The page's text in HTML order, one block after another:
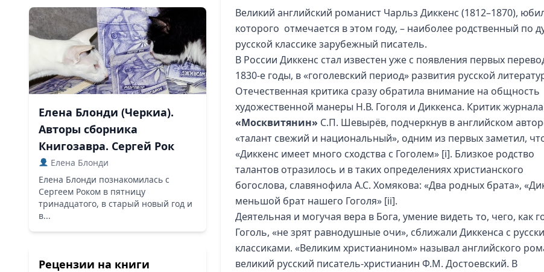
Елена Блонди (Черкиа).
Авторы сборника
Книгозавра. Сергей Рок
Елена Блонди
Елена Блонди познакомилась с
Сергеем Роком в пятницу
тринадцатого, в старый новый год и
в...
Рецензии на книги
Великий английский романист Чарльз Диккенс (1812–1870),
которого отмечается в этом году, – наиболее родственный по
русской классике зарубежный писатель.
В России Диккенс стал известен уже с появления первых
1830-е годы, в «гоголевский период» развития русской
Отечественная критика сразу обратила внимание на общность
художественной манеры Н.В. Гоголя и Диккенса. Критик журнала
«Москвитянин» С.П. Шевырёв, подчеркнув в английском
«талант свежий и национальный», одним из первых заметил,
«Диккенс имеет много сходства с Гоголем» [i]. Близкое родство
талантов отразилось и в таких определениях христианского
богослова, славянофила А.С. Хомякова: «Два родных брата»,
меньшой брат нашего Гоголя» [ii].
Деятельная и могучая вера в Бога, умение видеть то, чего, как
Гоголь, «не зрят равнодушные очи», сближали Диккенса с
классиками. «Великим христианином» называл английского
великий русский писатель-христианин Ф.М. Достоевский. В